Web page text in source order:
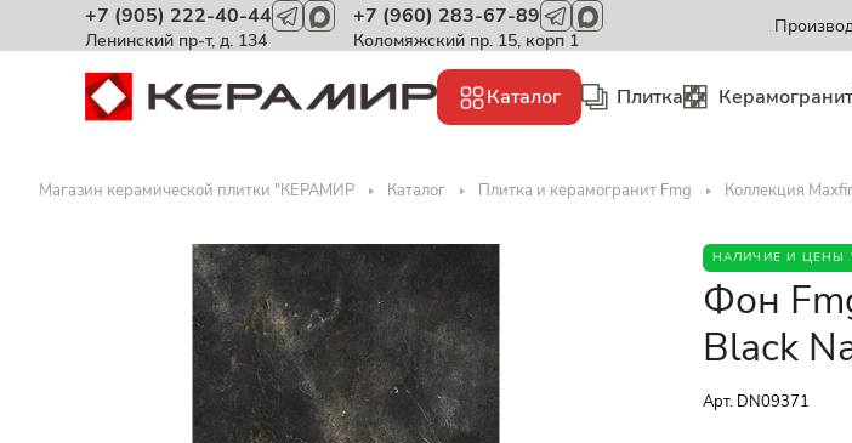
+7 (905) 222-40-44
Ленинский пр-т, д. 134
+7 (960) 283-67-89
Коломяжский пр. 15, корп 1
Каталог Плитка Керамогранит
Магазин керамической плитки "КЕРАМИР Каталог Плитка и керамогранит Fmg Коллекция
НАЛИЧИЕ И ЦЕНЫ
Фон
Black
Арт. DN09371